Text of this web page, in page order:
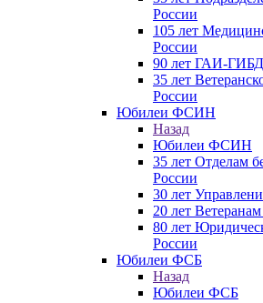
России
105 лет
России
90 лет ГАИ-
35 лет
России
Юбилеи ФСИН
Назад
Юбилеи ФСИН
35 лет Отделам
России
30 лет
20 лет
80 лет
России
Юбилеи ФСБ
Назад
Юбилеи ФСБ